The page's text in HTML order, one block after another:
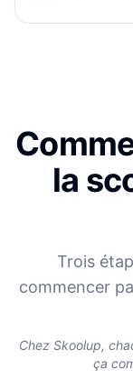
la
Trois
commencer
Chez Skoolup,
ça